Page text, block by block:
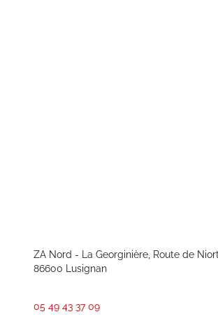
ZA Nord - La Georginière, Route de
86600 Lusignan
05 49 43 37 09